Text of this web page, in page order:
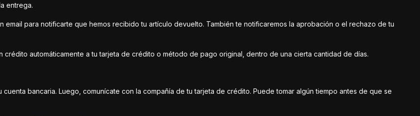
entrega.
para notificarte que hemos recibido tu artículo devuelto. También te notificaremos la aprobación o el rechazo de tu
automáticamente a tu tarjeta de crédito o método de pago original, dentro de una cierta cantidad de días.
bancaria. Luego, comunícate con la compañía de tu tarjeta de crédito. Puede tomar algún tiempo antes de que se